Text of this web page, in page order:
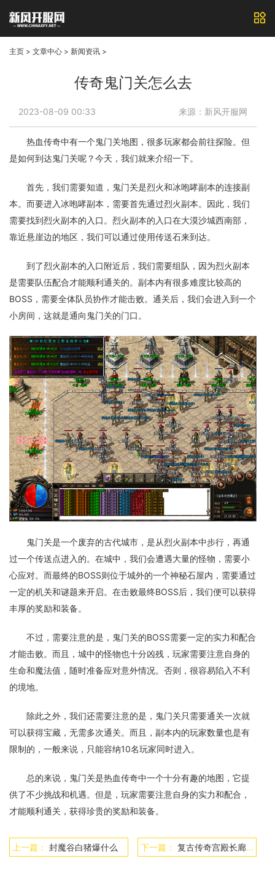
主页 > 文章中心 > 新闻资讯 >
传奇鬼门关怎么去
2023-08-09 00:33 来源：新风开服网
热血传奇中有一个鬼门关地图，很多玩家都会前往探险。但
是如何到达鬼门关呢？今天，我们就来介绍一下。
首先，我们需要知道，鬼门关是烈火和冰咆哮副本的连接副
本。而要进入冰咆哮副本，需要首先通过烈火副本。因此，我们
需要找到烈火副本的入口。烈火副本的入口在大漠沙城西南部，
靠近悬崖边的地区，我们可以通过使用传送石来到达。
到了烈火副本的入口附近后，我们需要组队，因为烈火副本
是需要队伍配合才能顺利通关的。副本内有很多难度比较高的
BOSS，需要全体队员协作才能击败。通关后，我们会进入到一个
小房间，这就是通向鬼门关的门口。
鬼门关是一个废弃的古代城市，是从烈火副本中步行，再通
过一个传送点进入的。在城中，我们会遭遇大量的怪物，需要小
心应对。而最终的BOSS则位于城外的一个神秘石屋内，需要通过
一定的机关和谜题来开启。在击败最终BOSS后，我们便可以获得
丰厚的奖励和装备。
不过，需要注意的是，鬼门关的BOSS需要一定的实力和配合
才能击败。而且，城中的怪物也十分凶残，玩家需要注意自身的
生命和魔法值，随时准备应对意外情况。否则，很容易陷入不利
的境地。
除此之外，我们还需要注意的是，鬼门关只需要通关一次就
可以获得宝藏，无需多次通关。而且，副本内的玩家数量也是有
限制的，一般来说，只能容纳10名玩家同时进入。
总的来说，鬼门关是热血传奇中一个十分有趣的地图，它提
供了不少挑战和机遇。但是，玩家需要注意自身的实力和配合，
才能顺利通关，获得珍贵的奖励和装备。
上一篇： 封魔谷白猪爆什么 下一篇： 复古传奇宫殿长廊在哪里